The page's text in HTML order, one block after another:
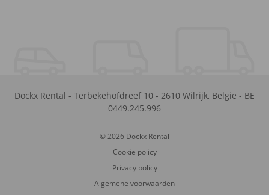
Dockx Rental - Terbekehofdreef 10 - 2610 Wilrijk, België - BE
0449.245.996
© 2026 Dockx Rental
Cookie policy
Privacy policy
Algemene voorwaarden